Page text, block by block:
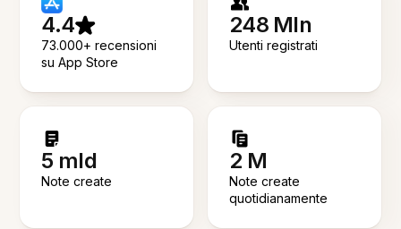
4.4
73.000+ recensioni
su App Store
248 Mln
Utenti registrati
5 mld
Note create
2 M
Note create
quotidianamente